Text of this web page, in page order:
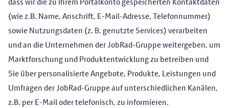
(wie z.B. Name, Anschrift, E-Mail-Adresse, Telefonnummer)
sowie Nutzungsdaten (z. B. genutzte Services) verarbeiten
und an die Unternehmen der JobRad-Gruppe weitergeben, um
Marktforschung und Produktentwicklung zu betreiben und
Sie über personalisierte Angebote, Produkte, Leistungen und
Umfragen der JobRad-Gruppe auf unterschiedlichen Kanälen,
z.B. per E-Mail oder telefonisch, zu informieren.